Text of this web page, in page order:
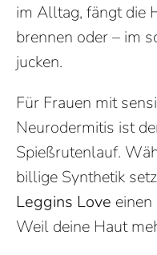
im Alltag, fängt die
brennen oder – im
jucken.
Für Frauen mit
Neurodermitis ist
Spießrutenlauf.
billige Synthetik
Leggins Love
Weil deine Haut